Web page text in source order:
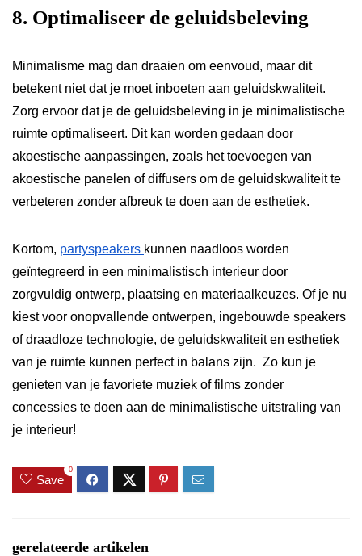
8. Optimaliseer de geluidsbeleving
Minimalisme mag dan draaien om eenvoud, maar dit
betekent niet dat je moet inboeten aan geluidskwaliteit.
Zorg ervoor dat je de geluidsbeleving in je minimalistische
ruimte optimaliseert. Dit kan worden gedaan door
akoestische aanpassingen, zoals het toevoegen van
akoestische panelen of diffusers om de geluidskwaliteit te
verbeteren zonder afbreuk te doen aan de esthetiek.
Kortom, partyspeakers kunnen naadloos worden
geïntegreerd in een minimalistisch interieur door
zorgvuldig ontwerp, plaatsing en materiaalkeuzes. Of je nu
kiest voor onopvallende ontwerpen, ingebouwde speakers
of draadloze technologie, de geluidskwaliteit en esthetiek
van je ruimte kunnen perfect in balans zijn. Zo kun je
genieten van je favoriete muziek of films zonder
concessies te doen aan de minimalistische uitstraling van
je interieur!
Save
0
gerelateerde artikelen